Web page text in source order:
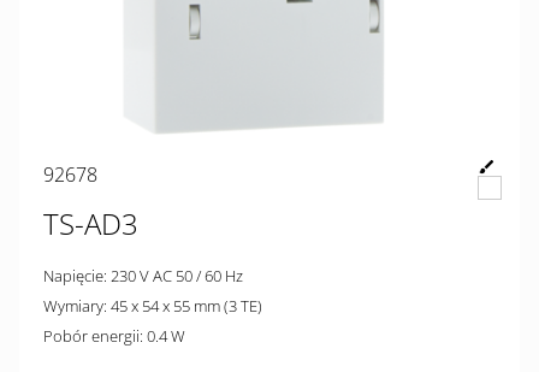
92678
TS-AD3
Napięcie: 230 V AC 50 / 60 Hz
Wymiary: 45 x 54 x 55 mm (3 TE)
Pobór energii: 0.4 W